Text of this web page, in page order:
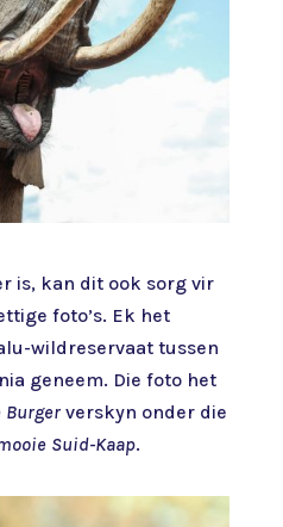
is, kan dit ook sorg vir
foto’s. Ek het
wildreservaat tussen
geneem. Die foto het
Burgerverskyn onder die
Suid-Kaap.